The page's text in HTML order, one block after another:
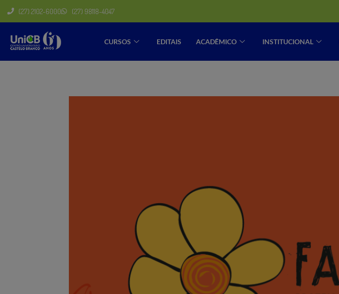
(27) 2102-6000 (27) 98118-4047
CURSOS EDITAIS ACADÊMICO INSTITUCIONAL